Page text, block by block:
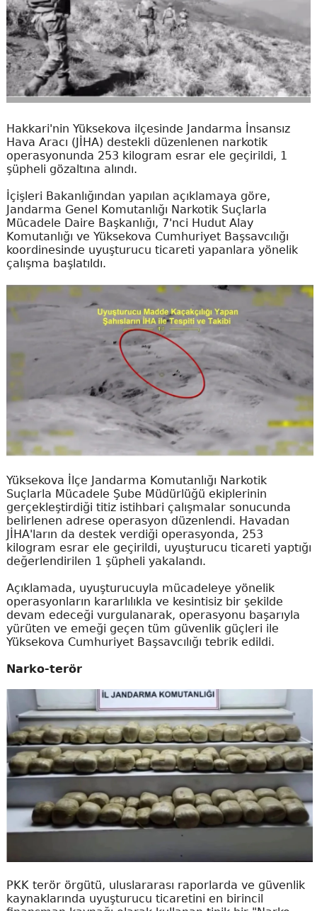
Hakkari'nin Yüksekova ilçesinde Jandarma İnsansız
Hava Aracı (JİHA) destekli düzenlenen narkotik
operasyonunda 253 kilogram esrar ele geçirildi, 1
şüpheli gözaltına alındı.
İçişleri Bakanlığından yapılan açıklamaya göre,
Jandarma Genel Komutanlığı Narkotik Suçlarla
Mücadele Daire Başkanlığı, 7'nci Hudut Alay
Komutanlığı ve Yüksekova Cumhuriyet Başsavcılığı
koordinesinde uyuşturucu ticareti yapanlara yönelik
çalışma başlatıldı.
Yüksekova İlçe Jandarma Komutanlığı Narkotik
Suçlarla Mücadele Şube Müdürlüğü ekiplerinin
gerçekleştirdiği titiz istihbari çalışmalar sonucunda
belirlenen adrese operasyon düzenlendi. Havadan
JİHA'ların da destek verdiği operasyonda, 253
kilogram esrar ele geçirildi, uyuşturucu ticareti yaptığı
değerlendirilen 1 şüpheli yakalandı.
Açıklamada, uyuşturucuyla mücadeleye yönelik
operasyonların kararlılıkla ve kesintisiz bir şekilde
devam edeceği vurgulanarak, operasyonu başarıyla
yürüten ve emeği geçen tüm güvenlik güçleri ile
Yüksekova Cumhuriyet Başsavcılığı tebrik edildi.
Narko-terör
PKK terör örgütü, uluslararası raporlarda ve güvenlik
kaynaklarında uyuşturucu ticaretini en birincil